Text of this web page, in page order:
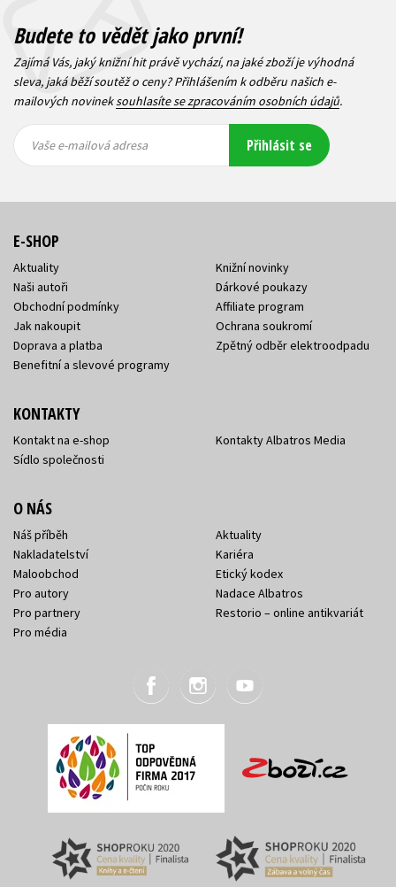
Budete to vědět jako první!
Zajímá Vás, jaký knižní hit právě vychází, na jaké zboží je výhodná
sleva, jaká běží soutěž o ceny? Přihlášením k odběru našich e-
mailových novineksouhlasíte se zpracováním osobních údajů.
mailová
mailová
Vaše e-mailová adresa Přihlásit se
E-SHOP
Aktuality
Naši autoři
Obchodní podmínky
Jak nakoupit
Doprava a platba
Benefitní a slevové programy
Knižní novinky
Dárkové poukazy
Affiliate program
Ochrana soukromí
Zpětný odběr elektroodpadu
KONTAKTY
Kontakt na e-shop
Sídlo společnosti
Kontakty Albatros Media
O NÁS
Náš příběh
Nakladatelství
Maloobchod
Pro autory
Pro partnery
Pro média
Aktuality
Kariéra
Etický kodex
Nadace Albatros
Restorio – online antikvariát